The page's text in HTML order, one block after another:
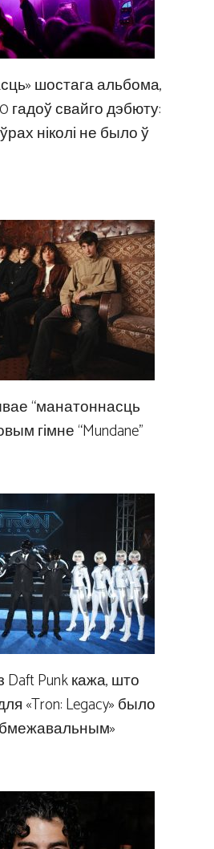
шостага альбома,
гадоў свайго дэбюту:
ніколі не было ў
“манатоннасць
гімне “Mundane”
Punk кажа, што
«Tron: Legacy» было